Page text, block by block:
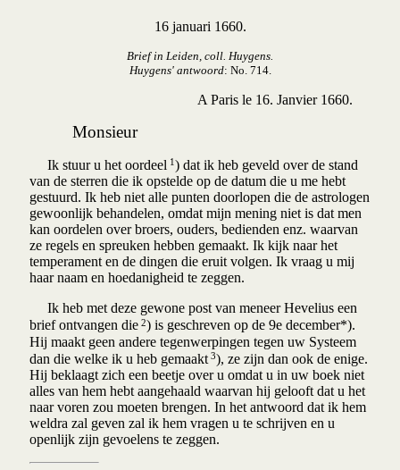
16 januari 1660.
Brief in Leiden, coll. Huygens.
Huygens' antwoord: No. 714.
A Paris le 16. Janvier 1660.
Monsieur
Ik stuur u het oordeel 1) dat ik heb geveld over de stand
van de sterren die ik opstelde op de datum die u me hebt
gestuurd. Ik heb niet alle punten doorlopen die de astrologen
gewoonlijk behandelen, omdat mijn mening niet is dat men
kan oordelen over broers, ouders, bedienden enz. waarvan
ze regels en spreuken hebben gemaakt. Ik kijk naar het
temperament en de dingen die eruit volgen. Ik vraag u mij
haar naam en hoedanigheid te zeggen.
Ik heb met deze gewone post van meneer Hevelius een
brief ontvangen die 2) is geschreven op de 9e december*).
Hij maakt geen andere tegenwerpingen tegen uw Systeem
dan die welke ik u heb gemaakt 3), ze zijn dan ook de enige.
Hij beklaagt zich een beetje over u omdat u in uw boek niet
alles van hem hebt aangehaald waarvan hij gelooft dat u het
naar voren zou moeten brengen. In het antwoord dat ik hem
weldra zal geven zal ik hem vragen u te schrijven en u
openlijk zijn gevoelens te zeggen.